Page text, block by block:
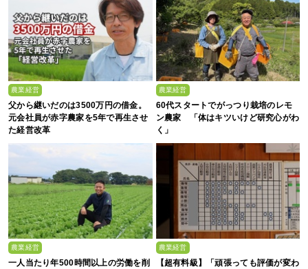
農業経営
父から継いだのは3500万円の借金。
元会社員が赤字農家を5年で再生させ
た経営改革
農業経営
60代スタートでがっつり栽培のレモ
ン農家 「体はキツいけど研究心がわ
く」
農業経営
一人当たり年500時間以上の労働を削
農業経営
【超有料級】「頑張っても評価が変わ